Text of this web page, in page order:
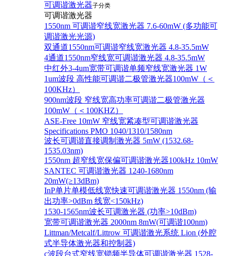
可调谐激光器子分类
可调谐激光器
1550nm 可调谐窄线宽激光器 7.6-60mW (多功能可
调谐激光光源)
双通道1550nm可调谐窄线宽激光器 4.8-35.5mW
4通道1550nm窄线宽可调谐激光器 4.8-35.5mW
中红外3-4um宽带可调谐单频窄线宽激光器 1W
1um波段 高性能可调谐二极管激光器100mW（＜
100KHz）
900nm波段 窄线宽高功率可调谐二极管激光器
100mW（＜100KHZ）
ASE-Free 10mW 窄线宽紧凑型可调谐激光器
Specifications PMO 1040/1310/1580nm
波长可调谐直接调制激光器 5mW (1532.68-
1535.03nm)
1550nm 超窄线宽保偏可调谐激光器100kHz 10mW
SANTEC 可调谐激光器 1240-1680nm
20mW(≥13dBm)
InP单片单模低线宽快速可调谐激光器 1550nm (输
出功率>0dBm 线宽<150kHz)
1530-1565nm波长可调激光器 (功率>10dBm)
宽带可调谐激光器 2000nm 8mW(可调谐100nm)
Littman/Metcalf/Littrow 可调谐激光系统 Lion (外腔
式半导体激光器和控制器)
c波段台式窄线宽锁频半导体可调谐激光器 1528-